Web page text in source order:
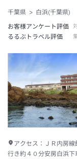
千葉県
白浜(千葉県)
お客様アンケート評価
るるぶトラベル評価
アクセス： ＪＲ内房
行き約４０分安房白浜